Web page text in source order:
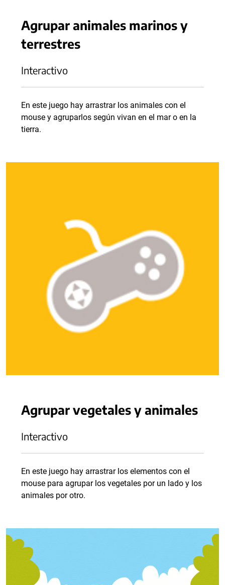
Agrupar animales marinos y
terrestres
Interactivo
En este juego hay arrastrar los animales con el
mouse y agruparlos según vivan en el mar o en la
tierra.
Agrupar vegetales y animales
Interactivo
En este juego hay arrastrar los elementos con el
mouse para agrupar los vegetales por un lado y los
animales por otro.